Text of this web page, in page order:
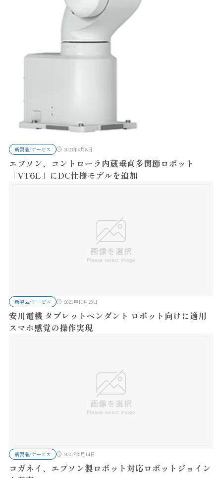
新製品/サービス 2023年9月8日
エプソン、コントローラ内蔵垂直多関節ロボット
「VT6L」にDC仕様モデルを追加
新製品/サービス 2021年11月25日
安川電機 タブレットペンダント ロボット向けに適用
スマホ感覚の操作実現
新製品/サービス 2021年5月14日
コガネイ、エプソン製ロボット対応ロボットジョイン